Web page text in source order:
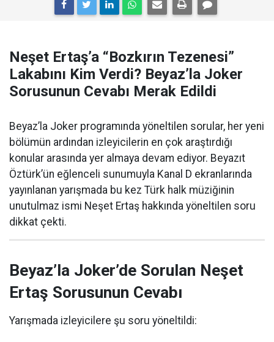
Neşet Ertaş’a “Bozkırın Tezenesi”
Lakabını Kim Verdi? Beyaz’la Joker
Sorusunun Cevabı Merak Edildi
Beyaz’la Joker programında yöneltilen sorular, her yeni
bölümün ardından izleyicilerin en çok araştırdığı
konular arasında yer almaya devam ediyor. Beyazıt
Öztürk’ün eğlenceli sunumuyla Kanal D ekranlarında
yayınlanan yarışmada bu kez Türk halk müziğinin
unutulmaz ismi Neşet Ertaş hakkında yöneltilen soru
dikkat çekti.
Beyaz’la Joker’de Sorulan Neşet
Ertaş Sorusunun Cevabı
Yarışmada izleyicilere şu soru yöneltildi: